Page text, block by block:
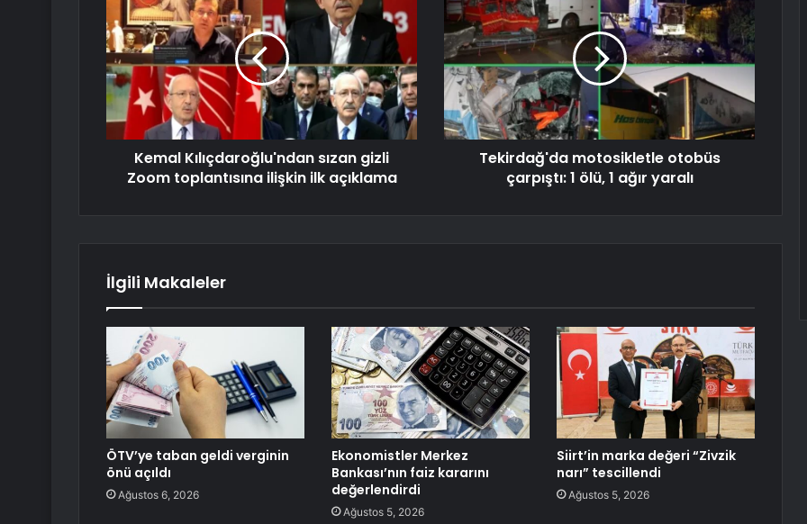
Kemal Kılıçdaroğlu'ndan sızan gizli
Zoom toplantısına ilişkin ilk açıklama
Tekirdağ'da motosikletle otobüs
çarpıştı: 1 ölü, 1 ağır yaralı
İlgili Makaleler
ÖTV’ye taban geldi verginin
önü açıldı
Ağustos 6, 2026
Ekonomistler Merkez
Bankası’nın faiz kararını
değerlendirdi
Ağustos 5, 2026
Siirt’in marka değeri “Zivzik
narı” tescillendi
Ağustos 5, 2026